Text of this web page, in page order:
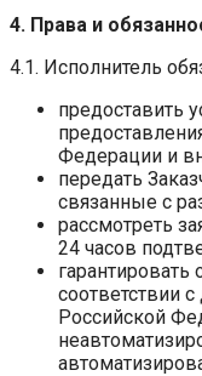
4. Права и
4.1. Исполнитель
предоставить
Федерации и
передать
связанные с
рассмотреть
24 часов
соответствии
Российской